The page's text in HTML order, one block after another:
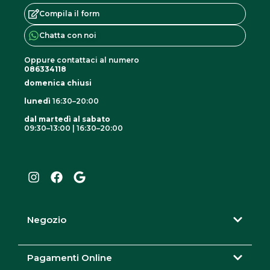
Compila il form
Chatta con noi
Oppure contattaci al numero
086334118
domenica chiusi
lunedì 16:30–20:00
dal martedì al sabato
09:30–13:00 | 16:30–20:00
t
r
a
e
o
k
g
Negozio
Pagamenti Online